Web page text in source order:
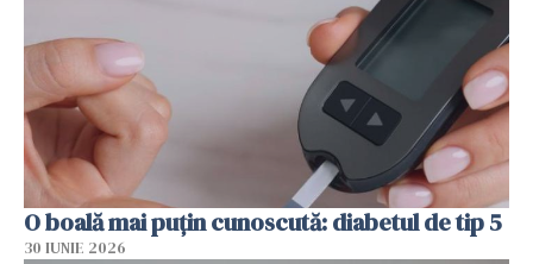
O boală mai puțin cunoscută: diabetul de tip 5
30 IUNIE 2026